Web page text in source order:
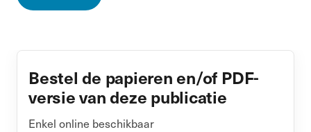
Bestel de papieren en/of PDF-
versie van deze publicatie
Enkel online beschikbaar